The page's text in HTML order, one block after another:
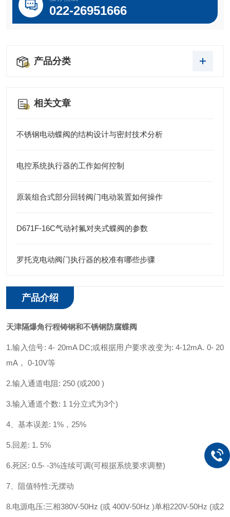
022-26951666
产品分类
相关文章
不锈钢电动蝶阀的结构设计与密封技术分析
电控系统执行器的工作如何控制
原装组合式部分回转阀门电动装置如何操作
D671F-16C气动衬氟对夹式蝶阀的参数
罗托克电动阀门执行器的校准有哪些步骤
产品介绍
天津隔爆角行程铸钢和不锈钢防腐蝶阀
1.输入信号: 4- 20mA DC;或根据用户要求改变为: 4-12mA. 0- 20
mA， 0-10V等
2.输入通道电阻: 250 (或200 )
3.输入通道个数: 1 1分立式为3个)
4、基本误差: 1%，25%
5.回差: 1. 5%
6.死区: 0.5- -3%连续可调(可根据系统要求调整)
7、阻值特性:无摆动
8.电源电压:三相380V-50Hz (或 400V-50Hz )单相220V-50Hz (或2